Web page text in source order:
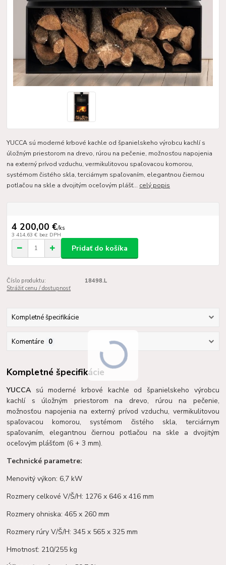
YUCCA sú moderné krbové kachle od španielskeho výrobcu kachlí s
úložným priestorom na drevo, rúrou na pečenie, možnosťou napojenia
na externý prívod vzduchu, vermikulitovou spaľovacou komorou,
systémom čistého skla, terciárnym spaľovaním, elegantnou čiernou
potlačou na skle a dvojitým oceľovým plášť... celý popis
4 200,00 €/ks
3 414,63 € bez DPH
Pridať do košíka
Číslo produktu:
18498.L
Strážiť cenu / dostupnosť
Kompletné špecifikácie
Komentáre 0
Kompletné špecifikácie
YUCCA sú moderné krbové kachle od španielskeho výrobcu
kachlí s úložným priestorom na drevo, rúrou na pečenie,
možnosťou napojenia na externý prívod vzduchu, vermikulitovou
spaľovacou komorou, systémom čistého skla, terciárnym
spaľovaním, elegantnou čiernou potlačou na skle a dvojitým
oceľovým plášťom (6 + 3 mm).
Technické parametre:
Menovitý výkon: 6,7 kW
Rozmery celkové V/Š/H: 1276 x 646 x 416 mm
Rozmery ohniska: 465 x 260 mm
Rozmery rúry V/Š/H: 345 x 565 x 325 mm
Hmotnosť: 210/255 kg